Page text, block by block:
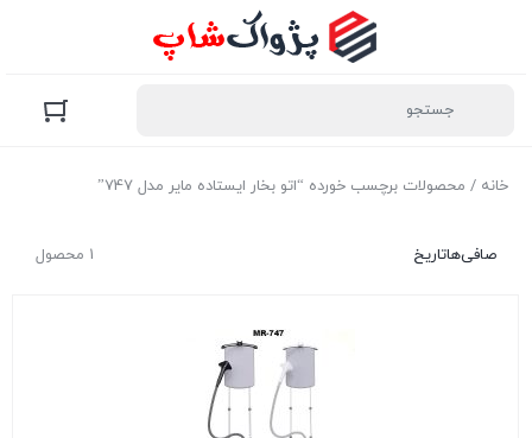
خانه / محصولات برچسب خورده “اتو بخار ایستاده مایر مدل 747”
1 محصول صافی‌هاتاریخ